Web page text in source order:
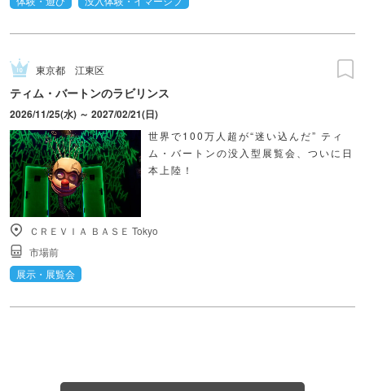
東京都 江東区
ティム・バートンのラビリンス
2026/11/25(水) ～ 2027/02/21(日)
世界で100万人超が“迷い込んだ” ティ
ム・バートンの没入型展覧会、ついに日
本上陸！
ＣＲＥＶＩＡ ＢＡＳＥ Tokyo
市場前
展示・展覧会